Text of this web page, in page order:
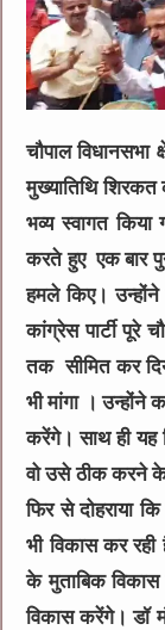
चौपाल विधानसभा
मुख्यातिथि
भव्य स्वागत
करते हुए एक बार
हमले किए। उन्होंने
कांग्रेस पार्टी
तक सीमित कर
भी मांगा । उन्होंने
करेंगे। साथ ही यह
वो उसे ठीक करने के
फिर से दोहराया
भी विकास कर
के मुताबिक
विकास करेंगे। डॉ